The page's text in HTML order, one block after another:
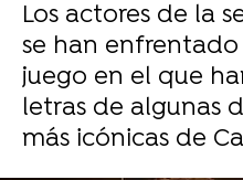
Los actores de la
se han
juego en el que
letras de algunas
más icónicas de